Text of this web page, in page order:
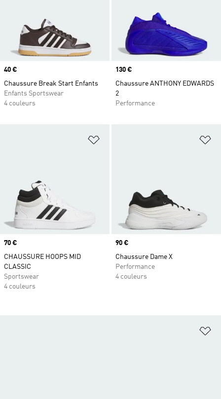
Prix
40 €
Chaussure Break Start Enfants
Enfants Sportswear
4 couleurs
Prix
130 €
Chaussure ANTHONY EDWARDS
2
Performance
Ajouter à la Liste de produits
Prix
70 €
CHAUSSURE HOOPS MID
CLASSIC
Sportswear
4 couleurs
Prix
90 €
Chaussure Dame X
Performance
4 couleurs